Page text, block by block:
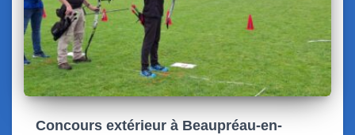
Concours extérieur à Beaupréau-en-